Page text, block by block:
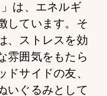
は、エネルギ
しています。そ
、ストレスを効
雰囲気をもたら
サイドの友、
いぐるみとして